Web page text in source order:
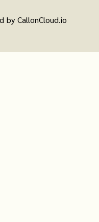
CallonCloud.io